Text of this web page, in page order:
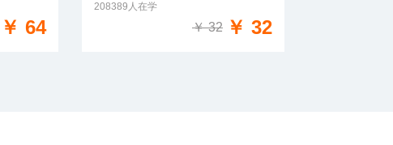
￥ 64
208389人在学
￥ 32 ￥ 32